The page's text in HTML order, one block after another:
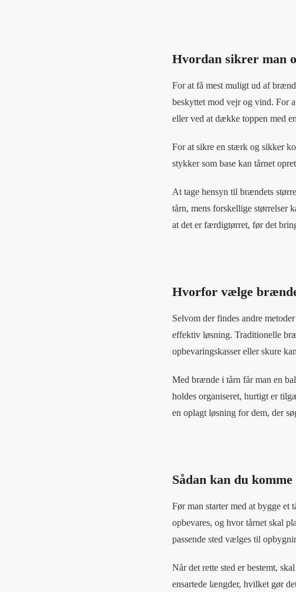
Hvordan sikrer man
For at få mest muligt ud af
beskyttet mod vejr og vind. For
eller ved at dække toppen med
For at sikre en stærk og sikker
stykker som base kan tårnet
At tage hensyn til brændets
tårn, mens forskellige størrelser
at det er færdigtørret, før det
Hvorfor vælge
Selvom der findes andre
effektiv løsning. Traditionelle
opbevaringskasser eller skure
Med brænde i tårn får man en
holdes organiseret, hurtigt er
en oplagt løsning for dem, der
Sådan kan du
Før man starter med at bygge
opbevares, og hvor tårnet skal
passende sted vælges til
Når det rette sted er bestemt,
ensartede længder, hvilket gør